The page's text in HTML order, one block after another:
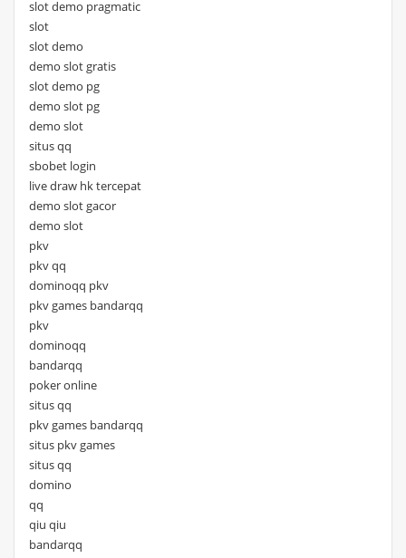
slot demo pragmatic
slot
slot demo
demo slot gratis
slot demo pg
demo slot pg
demo slot
situs qq
sbobet login
live draw hk tercepat
demo slot gacor
demo slot
pkv
pkv qq
dominoqq pkv
pkv games bandarqq
pkv
dominoqq
bandarqq
poker online
situs qq
pkv games bandarqq
situs pkv games
situs qq
domino
qq
qiu qiu
bandarqq